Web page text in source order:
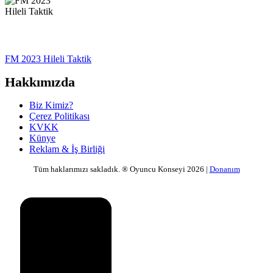
FM 2023 Hileli Taktik
Hakkımızda
Biz Kimiz?
Çerez Politikası
KVKK
Künye
Reklam & İş Birliği
Tüm haklarımızı sakladık. ® Oyuncu Konseyi 2026 | Donanım